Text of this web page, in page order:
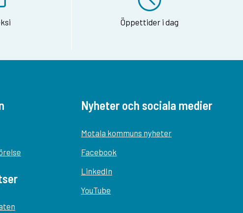
Öppettider i dag
Nyheter och sociala medier
Motala kommuns nyheter
Facebook
LinkedIn
YouTube